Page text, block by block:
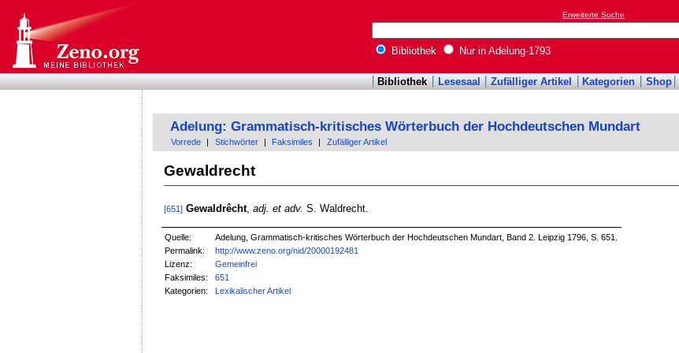
Erweiterte Suche
Bibliothek Nur in Adelung-1793
Bibliothek Lesesaal Zufälliger Artikel Kategorien Shop
Adelung: Grammatisch-kritisches Wörterbuch der Hochdeutschen Mundart
Vorrede Stichwörter Faksimiles Zufälliger Artikel
Gewaldrecht
[651] Gewaldrêcht, adj. et adv. S. Waldrecht.
Quelle:
Adelung, Grammatisch-kritisches Wörterbuch der Hochdeutschen Mundart, Band 2. Leipzig 1796, S. 651.
Permalink:
http://www.zeno.org/nid/20000192481
Lizenz:
Gemeinfrei
Faksimiles:
651
Kategorien:
Lexikalischer Artikel